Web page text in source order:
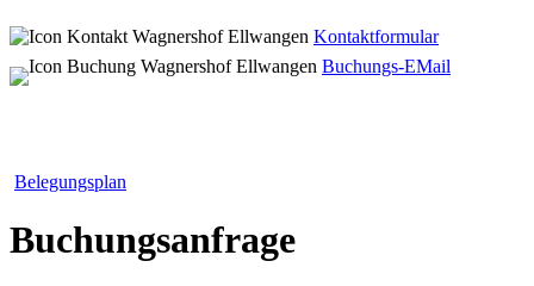
Kontaktformular
Buchungs-EMail
Belegungsplan
Buchungsanfrage